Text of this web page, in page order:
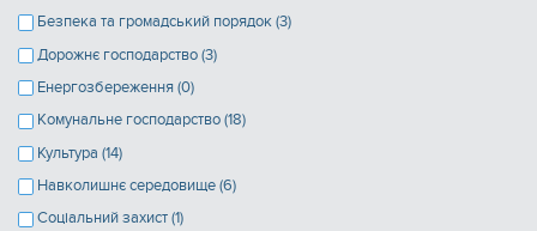
Безпека та громадський порядок (3)
Дорожнє господарство (3)
Енергозбереження (0)
Комунальне господарство (18)
Культура (14)
Навколишнє середовище (6)
Соціальний захист (1)